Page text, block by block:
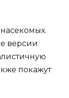
версии
покажут